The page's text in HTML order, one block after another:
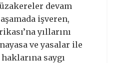
devam
işveren,
yıllarını
ve yasalar ile
saygı